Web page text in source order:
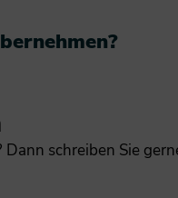
schreiben Sie